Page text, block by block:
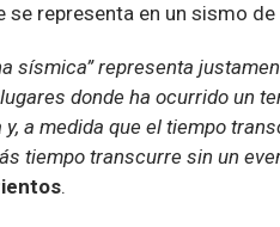
se representa en un sismo
sísmica” representa
donde ha ocurrido un
a medida que el tiempo
tiempo transcurre sin un
.